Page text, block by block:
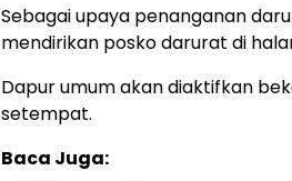
Sebagai upaya penanganan
mendirikan posko darurat di
Dapur umum akan diaktifkan
setempat.
Baca Juga: